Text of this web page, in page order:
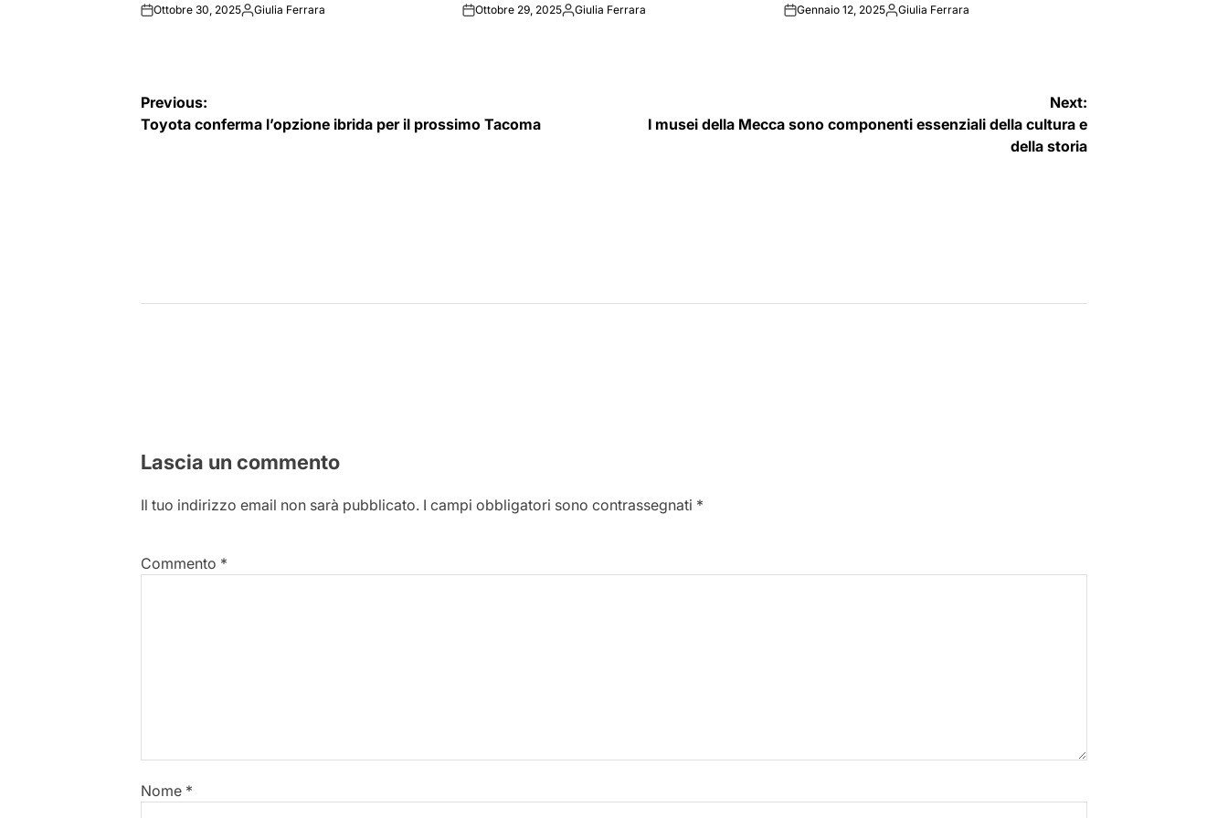
onOttobre 30, 2025Posted
Giulia Ferrara onOttobre 29, 2025Posted
Giulia Ferrara onGennaio 12, 2025Posted
Giulia Ferrara
Navigazione
articoli
Previous:
Toyota conferma l’opzione ibrida per il prossimo Tacoma
Next:
I musei della Mecca sono componenti essenziali della cultura e
della storia
Lascia un commento
Il tuo indirizzo email non sarà pubblicato. I campi obbligatori sono contrassegnati *
Commento *
Nome *